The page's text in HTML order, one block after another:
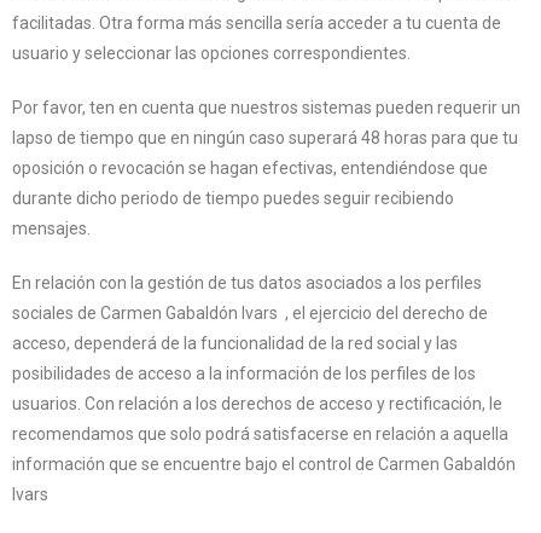
facilitadas. Otra forma más sencilla sería acceder a tu cuenta de
usuario y seleccionar las opciones correspondientes.
Por favor, ten en cuenta que nuestros sistemas pueden requerir un
lapso de tiempo que en ningún caso superará 48 horas para que tu
oposición o revocación se hagan efectivas, entendiéndose que
durante dicho periodo de tiempo puedes seguir recibiendo
mensajes.
En relación con la gestión de tus datos asociados a los perfiles
sociales de Carmen Gabaldón Ivars , el ejercicio del derecho de
acceso, dependerá de la funcionalidad de la red social y las
posibilidades de acceso a la información de los perfiles de los
usuarios. Con relación a los derechos de acceso y rectificación, le
recomendamos que solo podrá satisfacerse en relación a aquella
información que se encuentre bajo el control de Carmen Gabaldón
Ivars